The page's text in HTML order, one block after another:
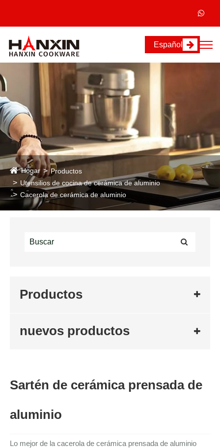
Español
Hogar
Productos
Utensilios de cocina de cerámica de aluminio
Cacerola de cerámica de aluminio
Productos
nuevos productos
Sartén de cerámica prensada de
aluminio
Lo mejor de la cacerola de cerámica prensada de aluminio